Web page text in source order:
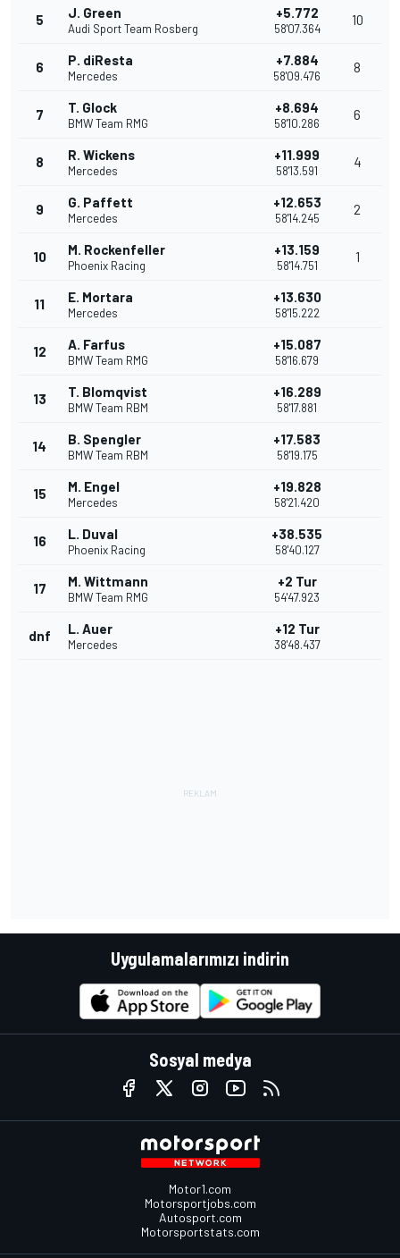
5 J. Green
Audi Sport Team Rosberg
+5.772
58'07.364
10
6 P. diResta
Mercedes
+7.884
58'09.476
8
7 T. Glock
BMW Team RMG
+8.694
58'10.286
6
8 R. Wickens
Mercedes
+11.999
58'13.591
4
9 G. Paffett
Mercedes
+12.653
58'14.245
2
10 M. Rockenfeller
Phoenix Racing
+13.159
58'14.751
1
11 E. Mortara
Mercedes
+13.630
58'15.222
12 A. Farfus
BMW Team RMG
+15.087
58'16.679
13 T. Blomqvist
BMW Team RBM
+16.289
58'17.881
14 B. Spengler
BMW Team RBM
+17.583
58'19.175
15 M. Engel
Mercedes
+19.828
58'21.420
16 L. Duval
Phoenix Racing
+38.535
58'40.127
17 M. Wittmann
BMW Team RMG
+2 Tur
54'47.923
dnf L. Auer
Mercedes
+12 Tur
38'48.437
Uygulamalarımızı indirin
Sosyal medya
Motor1.com
Motorsportjobs.com
Autosport.com
Motorsportstats.com